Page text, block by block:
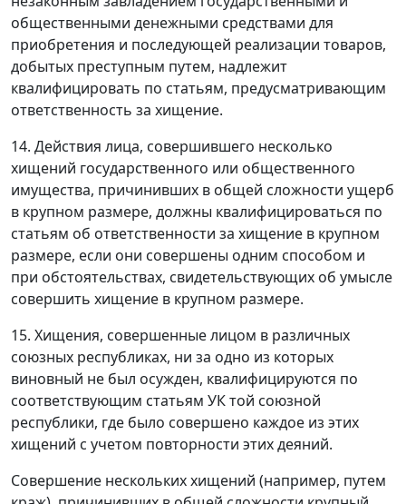
общественными денежными средствами для
приобретения и последующей реализации товаров,
добытых преступным путем, надлежит
квалифицировать по статьям, предусматривающим
ответственность за хищение.
14. Действия лица, совершившего несколько
хищений государственного или общественного
имущества, причинивших в общей сложности ущерб
в крупном размере, должны квалифицироваться по
статьям об ответственности за хищение в крупном
размере, если они совершены одним способом и
при обстоятельствах, свидетельствующих об умысле
совершить хищение в крупном размере.
15. Хищения, совершенные лицом в различных
союзных республиках, ни за одно из которых
виновный не был осужден, квалифицируются по
соответствующим статьям УК той союзной
республики, где было совершено каждое из этих
хищений с учетом повторности этих деяний.
Совершение нескольких хищений (например, путем